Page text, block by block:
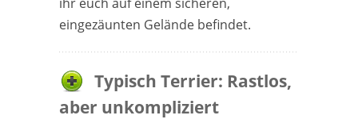
eingezäunten Gelände befindet.
Typisch Terrier: Rastlos,
aber unkompliziert